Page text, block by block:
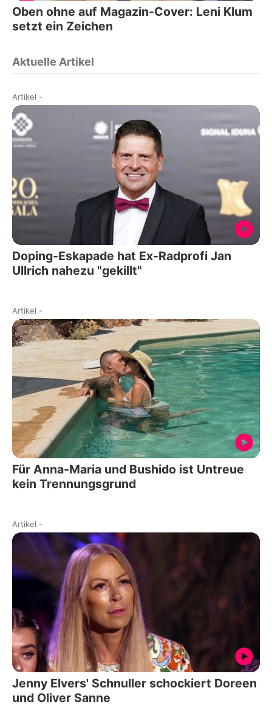
Oben ohne auf Magazin-Cover: Leni Klum
setzt ein Zeichen
Aktuelle Artikel
Artikel -
Doping-Eskapade hat Ex-Radprofi Jan
Ullrich nahezu "gekillt"
Artikel -
Für Anna-Maria und Bushido ist Untreue
kein Trennungsgrund
Artikel -
Jenny Elvers' Schnuller schockiert Doreen
und Oliver Sanne